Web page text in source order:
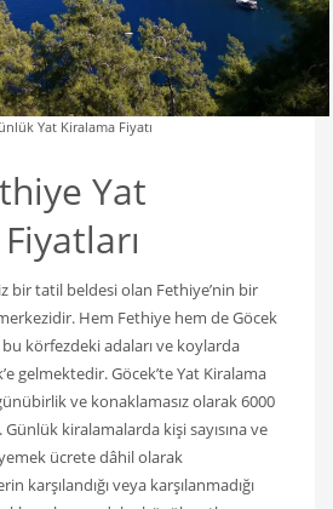
Yat Kiralama Fiyatı
Yat
bir tatil beldesi olan Fethiye’nin bir
Hem Fethiye hem de Göcek
körfezdeki adaları ve koylarda
gelmektedir. Göcek’te Yat Kiralama
ve konaklamasız olarak 6000
Günlük kiralamalarda kişi sayısına ve
ücrete dâhil olarak
karşılandığı veya karşılanmadığı